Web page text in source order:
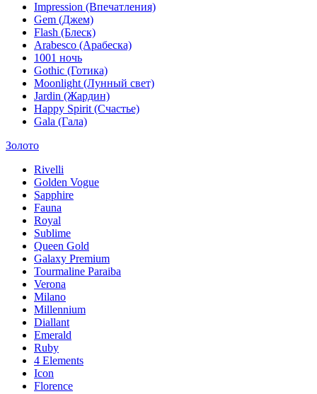
Impression (Впечатления)
Gem (Джем)
Flash (Блеск)
Arabesco (Арабеска)
1001 ночь
Gothic (Готика)
Moonlight (Лунный свет)
Jardin (Жардин)
Happy Spirit (Счастье)
Gala (Гала)
Золото
Rivelli
Golden Vogue
Sapphire
Fauna
Royal
Sublime
Queen Gold
Galaxy Premium
Tourmaline Paraiba
Verona
Milano
Millennium
Diallant
Emerald
Ruby
4 Elements
Icon
Florence